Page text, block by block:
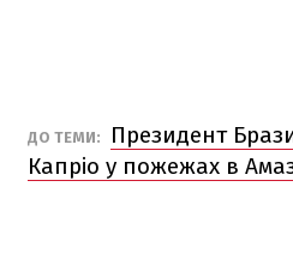
ДО ТЕМИ:
Президент
Капріо у пожежах в